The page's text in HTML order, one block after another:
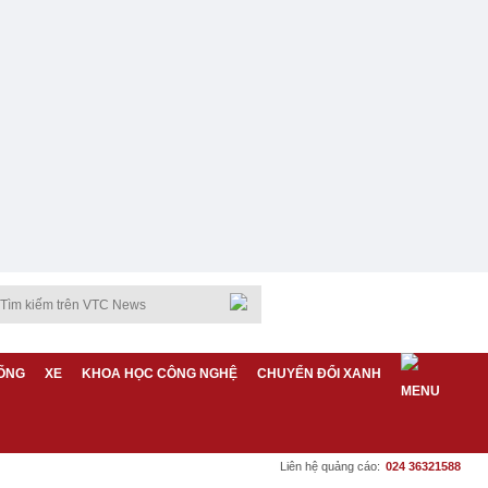
XE KHOA HỌC CÔNG NGHỆ CHUYỂN ĐỔI XANH
Liên hệ quảng cáo: 024 36321588